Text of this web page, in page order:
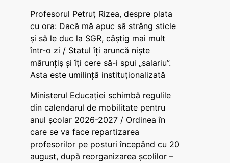
Profesorul Petruț Rizea, despre plata
cu ora: Dacă mă apuc să strâng sticle
și să le duc la SGR, câștig mai mult
într-o zi / Statul îți aruncă niște
mărunțiș și îți cere să-i spui „salariu”.
Asta este umilință instituționalizată
Ministerul Educației schimbă regulile
din calendarul de mobilitate pentru
anul școlar 2026-2027 / Ordinea în
care se va face repartizarea
profesorilor pe posturi începând cu 20
august, după reorganizarea școlilor –